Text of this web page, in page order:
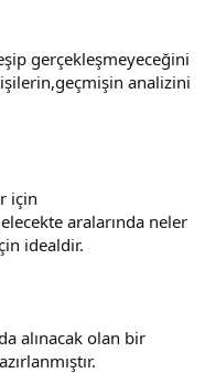
gerçekleşmeyeceğini
erin,geçmişin analizini
için
aralarında neler
idealdir.
alınacak olan bir